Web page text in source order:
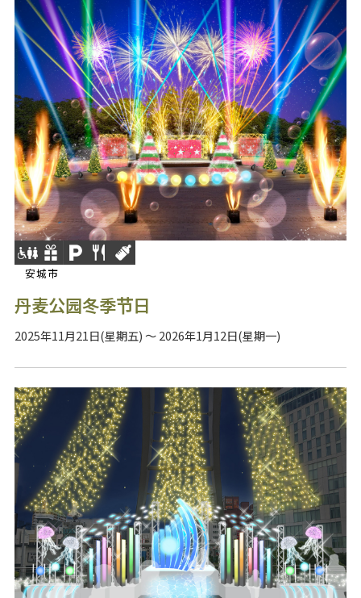
安城市
丹麦公园冬季节日
2025年11月21日(星期五) ～ 2026年1月12日(星期一)